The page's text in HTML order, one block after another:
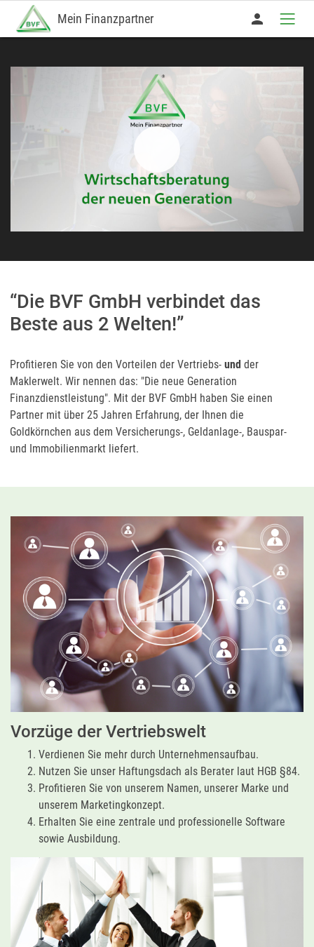
Mein Finanzpartner person
“Die BVF GmbH verbindet das
Beste aus 2 Welten!”
Profitieren Sie von den Vorteilen der Vertriebs- und der
Maklerwelt. Wir nennen das: "Die neue Generation
Finanzdienstleistung". Mit der BVF GmbH haben Sie einen
Partner mit über 25 Jahren Erfahrung, der Ihnen die
Goldkörnchen aus dem Versicherungs-, Geldanlage-, Bauspar-
und Immobilienmarkt liefert.
Vorzüge der Vertriebswelt
Verdienen Sie mehr durch Unternehmensaufbau.
Nutzen Sie unser Haftungsdach als Berater laut HGB §84.
Profitieren Sie von unserem Namen, unserer Marke und
unserem Marketingkonzept.
Erhalten Sie eine zentrale und professionelle Software
sowie Ausbildung.